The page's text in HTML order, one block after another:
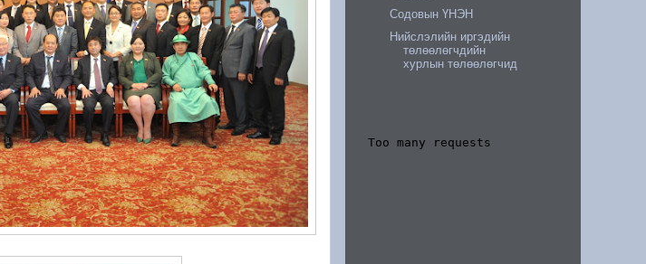
Содовын ҮНЭН
Нийслэлийн иргэдийн
төлөөлөгчдийн
хурлын төлөөлөгчид